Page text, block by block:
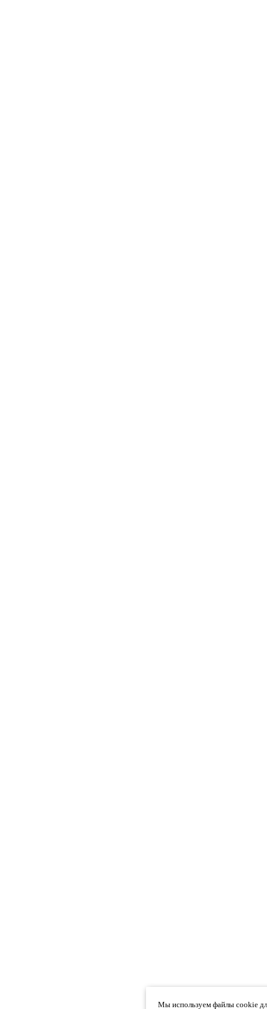
Мы используем файлы cookie